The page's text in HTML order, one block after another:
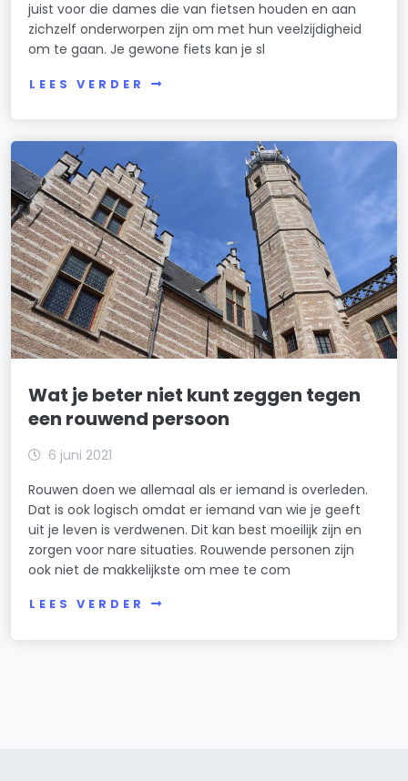
juist voor die dames die van fietsen houden en aan
zichzelf onderworpen zijn om met hun veelzijdigheid
om te gaan. Je gewone fiets kan je sl
LEES VERDER
Wat je beter niet kunt zeggen tegen
een rouwend persoon
6 juni 2021
Rouwen doen we allemaal als er iemand is overleden.
Dat is ook logisch omdat er iemand van wie je geeft
uit je leven is verdwenen. Dit kan best moeilijk zijn en
zorgen voor nare situaties. Rouwende personen zijn
ook niet de makkelijkste om mee te com
LEES VERDER